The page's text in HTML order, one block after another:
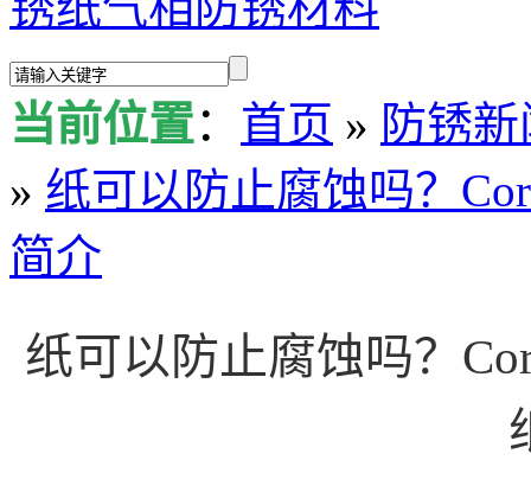
当前位置： 首页 » 防锈
» 纸可以防止腐蚀吗？
简介
纸可以防止腐蚀吗？